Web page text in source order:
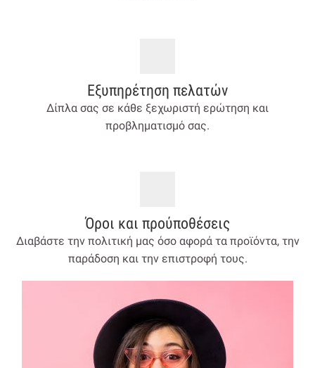
Εξυπηρέτηση πελατών
Δίπλα σας σε κάθε ξεχωριστή ερώτηση και
προβληματισμό σας.
Όροι και προύποθέσεις
Διαβάστε την πολιτική μας όσο αφορά τα προϊόντα, την
παράδοση και την επιστροφή τους.